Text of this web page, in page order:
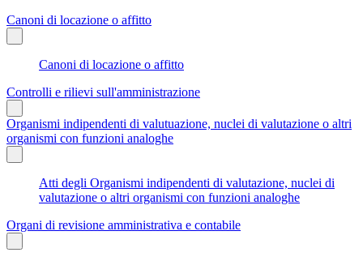
Canoni di locazione o affitto
Canoni di locazione o affitto
Controlli e rilievi sull'amministrazione
Organismi indipendenti di valutuazione, nuclei di valutazione o altri
organismi con funzioni analoghe
Atti degli Organismi indipendenti di valutazione, nuclei di
valutazione o altri organismi con funzioni analoghe
Organi di revisione amministrativa e contabile